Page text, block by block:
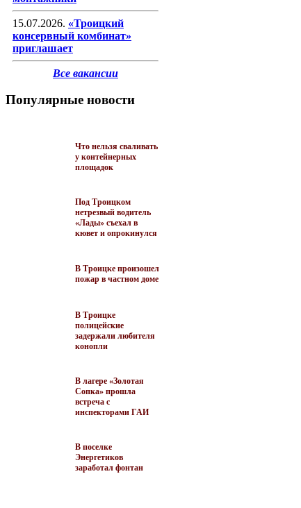
15.07.2026. «Троицкий
консервный комбинат»
приглашает
Все вакансии
Популярные новости
Что нельзя сваливать
у контейнерных
площадок
Под Троицком
нетрезвый водитель
«Лады» съехал в
кювет и опрокинулся
В Троицке произошел
пожар в частном доме
В Троицке
полицейские
задержали любителя
конопли
В лагере «Золотая
Сопка» прошла
встреча с
инспекторами ГАИ
В поселке
Энергетиков
заработал фонтан